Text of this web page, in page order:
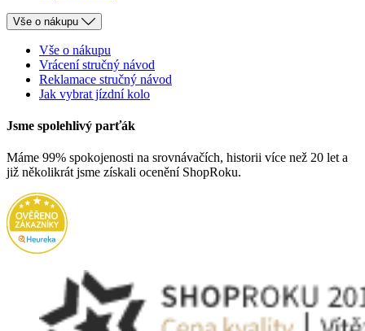
Vše o nákupu
Vše o nákupu
Vrácení stručný návod
Reklamace stručný návod
Jak vybrat jízdní kolo
Jsme spolehlivý parťák
Máme 99% spokojenosti na srovnávačích, historii více než 20 let a
již několikrát jsme získali ocenění ShopRoku.